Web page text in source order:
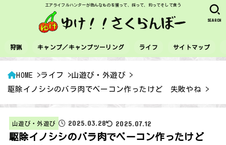
エアライフルハンターが色んなものを獲って、採って、釣ってそして食う
狩猟 キャンプ／キャンプツーリング ライフ サイトマップ
SEARCH
HOME ライフ
山遊び・外遊び
駆除イノシシのバラ肉でベーコン作ったけど 失敗やね
山遊び・外遊び 2025.03.28 2025.07.12
駆除イノシシのバラ肉でベーコン作ったけど